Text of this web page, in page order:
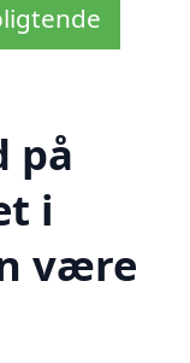
på
i
være